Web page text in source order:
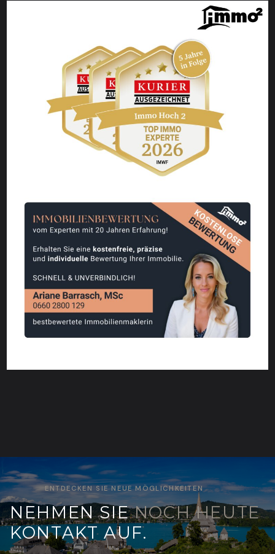
ENTDECKEN SIE NEUE MÖGLICHKEITEN
NEHMEN SIENOCH HEUTE
KONTAKT AUF.